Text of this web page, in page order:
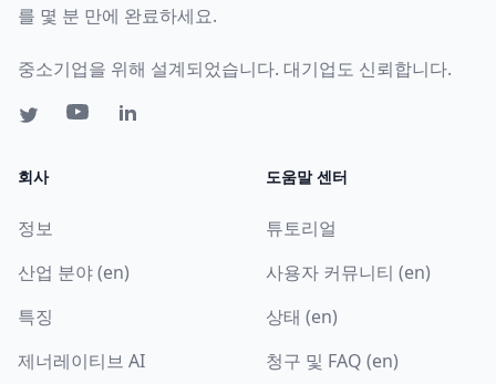
를 몇 분 만에 완료하세요.
중소기업을 위해 설계되었습니다. 대기업도 신뢰합니다.
회사
정보
산업 분야 (en)
특징
제너레이티브 AI
도움말 센터
튜토리얼
사용자 커뮤니티 (en)
상태 (en)
청구 및 FAQ (en)